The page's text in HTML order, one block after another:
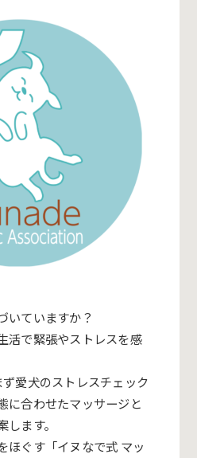
いていますか？
活で緊張やストレスを感
愛犬のストレスチェック
に合わせたマッサージと
ます。
ほぐす「イヌなで式 マッ